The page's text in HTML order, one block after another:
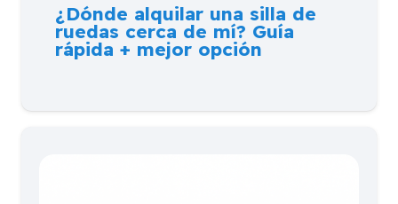
¿Dónde alquilar una silla de
ruedas cerca de mí? Guía
rápida + mejor opción